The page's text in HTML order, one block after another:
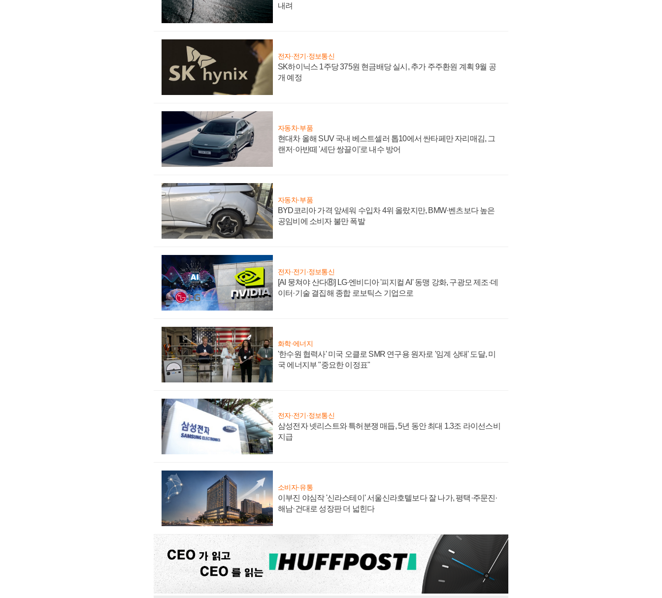
내려
전자·전기·정보통신
SK하이닉스 1주당 375원 현금배당 실시, 추가 주주환원 계획 9월 공
개 예정
자동차·부품
현대차 올해 SUV 국내 베스트셀러 톱10에서 싼타페만 자리매김, 그
랜저·아반떼 '세단 쌍끌이'로 내수 방어
자동차·부품
BYD코리아 가격 앞세워 수입차 4위 올랐지만, BMW·벤츠보다 높은
공임비에 소비자 불만 폭발
전자·전기·정보통신
[AI 뭉쳐야 산다⑧] LG·엔비디아 '피지컬 AI' 동맹 강화, 구광모 제조·데
이터·기술 결집해 종합 로보틱스 기업으로
화학·에너지
'한수원 협력사' 미국 오클로 SMR 연구용 원자로 '임계 상태' 도달, 미
국 에너지부 "중요한 이정표"
전자·전기·정보통신
삼성전자 넷리스트와 특허분쟁 매듭, 5년 동안 최대 1.3조 라이선스비
지급
소비자·유통
이부진 야심작 '신라스테이' 서울신라호텔보다 잘 나가, 평택·주문진·
해남·건대로 성장판 더 넓힌다